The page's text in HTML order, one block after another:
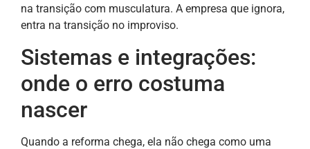
na transição com musculatura. A empresa que ignora,
entra na transição no improviso.
Sistemas e integrações:
onde o erro costuma
nascer
Quando a reforma chega, ela não chega como uma